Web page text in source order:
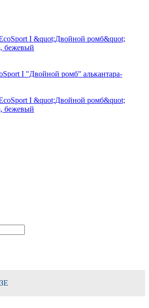
I "Двойной ромб" алькантара-